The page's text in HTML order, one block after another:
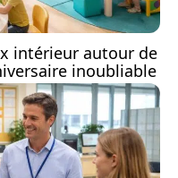
intérieur autour de
inoubliable